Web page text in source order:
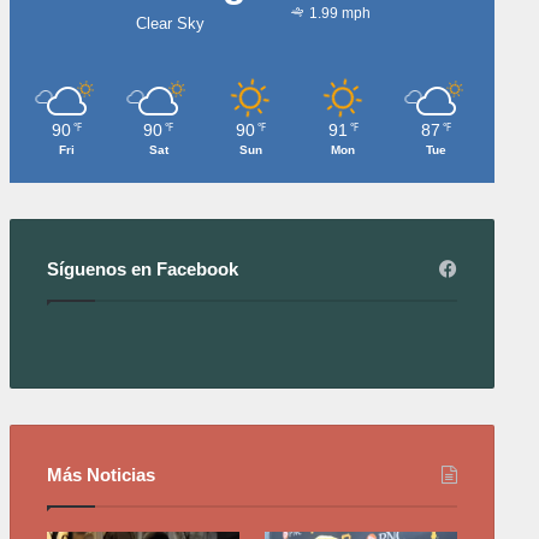
Clear Sky
1.99 mph
90 ℉
Fri
90 ℉
Sat
90 ℉
Sun
91 ℉
Mon
87 ℉
Tue
Síguenos en Facebook
Más Noticias